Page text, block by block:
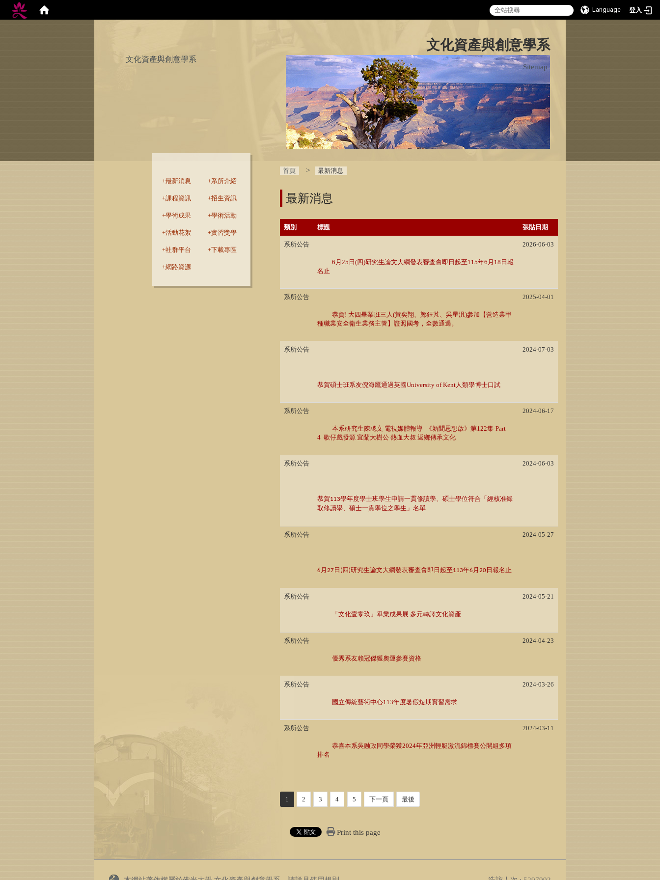
Language 登入
:::
文化資產與創意學系
Sitemap
文化資產與創意學系
最新消息 系所介紹
課程資訊 招生資訊
學術成果 學術活動
活動花絮 實習獎學
社群平台 下載專區
網路資源
首頁 最新消息
最新消息
類別 標題 張貼日期
系所公告
6月25日(四)研究生論文大綱發表審查會即日起至115年6月18日報
名止
2026-06-03
系所公告
恭賀! 大四畢業班三人(黃奕翔、鄭鈺芃、吳星汎)參加【營造業甲
種職業安全衛生業務主管】證照國考，全數通過。
2025-04-01
系所公告
恭賀碩士班系友倪海鷹通過英國University of Kent人類學博士口試
2024-07-03
系所公告
本系研究生陳聰文 電視媒體報導  《新聞思想啟》第122集-Part
4  歌仔戲發源 宜蘭大樹公 熱血大叔 返鄉傳承文化
2024-06-17
系所公告
恭賀113學年度學士班學生申請一貫修讀學、碩士學位符合「經核准錄
取修讀學、碩士一貫學位之學生」名單
2024-06-03
系所公告
6 月 27日 ( 四)研究生論文大綱發表審查會即日起至113年6 月 20日報名止
2024-05-27
系所公告
「文化壹零玖」畢業成果展 多元轉譯文化資產
2024-05-21
系所公告
優秀系友賴冠傑獲奧運參賽資格
2024-04-23
系所公告
國立傳統藝術中心113年度暑假短期實習需求
2024-03-26
系所公告
恭喜本系吳融政同學榮獲2024年亞洲輕艇激流錦標賽公開組多項
排名
2024-03-11
1 2 3 4 5 下一頁 最後
Print this page